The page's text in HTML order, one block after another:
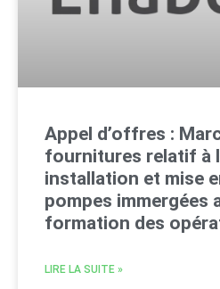
Appel d’offres :
fournitures relatif à
installation et mise
pompes immergées
formation des
LIRE LA SUITE »